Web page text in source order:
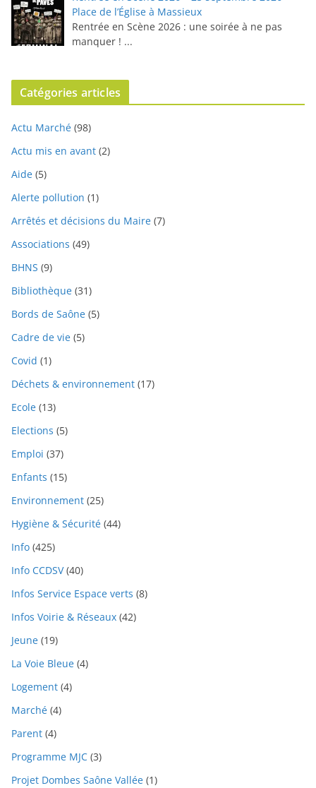
Place de l’Église à Massieux
Rentrée en Scène 2026 : une soirée à ne pas
manquer ! ...
Catégories articles
Actu Marché (98)
Actu mis en avant (2)
Aide (5)
Alerte pollution (1)
Arrêtés et décisions du Maire (7)
Associations (49)
BHNS (9)
Bibliothèque (31)
Bords de Saône (5)
Cadre de vie (5)
Covid (1)
Déchets & environnement (17)
Ecole (13)
Elections (5)
Emploi (37)
Enfants (15)
Environnement (25)
Hygiène & Sécurité (44)
Info (425)
Info CCDSV(40)
Infos Service Espace verts (8)
Infos Voirie & Réseaux (42)
Jeune (19)
La Voie Bleue (4)
Logement (4)
Marché (4)
Parent (4)
Programme MJC (3)
Projet Dombes Saône Vallée (1)